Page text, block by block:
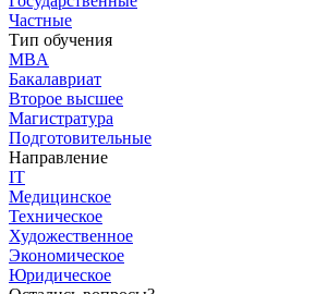
Частные
Тип обучения
MBA
Бакалавриат
Второе высшее
Магистратура
Подготовительные
Направление
IT
Медицинское
Техническое
Художественное
Экономическое
Юридическое